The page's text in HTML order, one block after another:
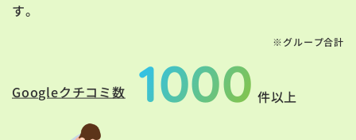
す。
※グループ合計
Googleクチコミ数 1000 件以上